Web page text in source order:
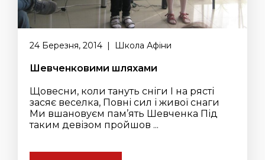
24 Березня, 2014 | Школа Афіни
Шевченковими шляхами
Щовесни, коли тануть сніги І на рясті
засяє веселка, Повні сил і живої снаги
Ми вшановуєм пам’ять Шевченка Під
таким девізом пройшов ...